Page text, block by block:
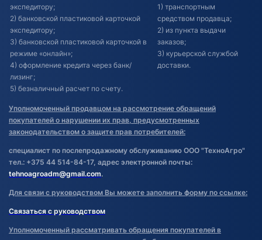
экспедитору;
2) банковской пластиковой карточкой
экспедитору;
3) банковской пластиковой карточкой в
режиме «онлайн»;
4) оформление кредита через банк/
лизинг;
5) безналичный расчет по счету.
1) транспортным
средством продавца;
2) из пункта выдачи
заказов;
3) курьерской службой
доставки.
Уполномоченный продавцом на рассмотрение обращений
покупателей о нарушении их прав, предусмотренных
законодательством о защите прав потребителей:
специалист по послепродажному обслуживанию ООО "ТехноАгро"
тел.: +375 44 514-84-17, адрес электронной почты:
tehnoagroadm@gmail.com.
Для связи с руководством Вы можете заполнить форму по ссылке:
Связаться с руководством
Уполномоченный рассматривать обращения покупателей в